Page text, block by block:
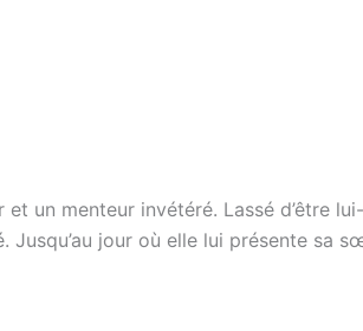
un menteur invétéré. Lassé d’être
jour où elle lui présente sa